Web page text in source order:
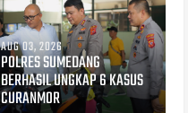
AUG 03, 2026
POLRES SUMEDANG
BERHASIL UNGKAP 6 KASUS
CURANMOR